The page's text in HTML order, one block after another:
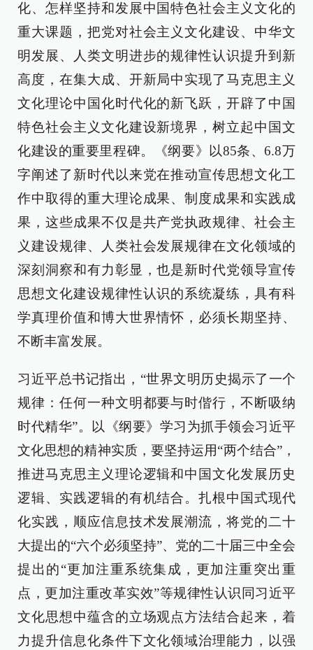
化、怎样坚持和发展中国特色社会主义文化的
重大课题，把党对社会主义文化建设、中华文
明发展、人类文明进步的规律性认识提升到新
高度，在集大成、开新局中实现了马克思主义
文化理论中国化时代化的新飞跃，开辟了中国
特色社会主义文化建设新境界，树立起中国文
化建设的重要里程碑。《纲要》以85条、6.8万
字阐述了新时代以来党在推动宣传思想文化工
作中取得的重大理论成果、制度成果和实践成
果，这些成果不仅是共产党执政规律、社会主
义建设规律、人类社会发展规律在文化领域的
深刻洞察和有力彰显，也是新时代党领导宣传
思想文化建设规律性认识的系统凝练，具有科
学真理价值和博大世界情怀，必须长期坚持、
不断丰富发展。
习近平总书记指出，“世界文明历史揭示了一个
规律：任何一种文明都要与时偕行，不断吸纳
时代精华”。以《纲要》学习为抓手领会习近平
文化思想的精神实质，要坚持运用“两个结合”，
推进马克思主义理论逻辑和中国文化发展历史
逻辑、实践逻辑的有机结合。扎根中国式现代
化实践，顺应信息技术发展潮流，将党的二十
大提出的“六个必须坚持”、党的二十届三中全会
提出的“更加注重系统集成，更加注重突出重
点，更加注重改革实效”等规律性认识同习近平
文化思想中蕴含的立场观点方法结合起来，着
力提升信息化条件下文化领域治理能力，以强